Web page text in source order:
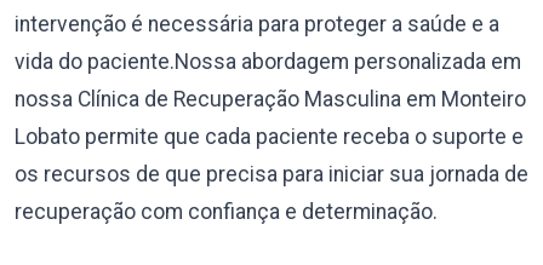
intervenção é necessária para proteger a saúde e a
vida do paciente.Nossa abordagem personalizada em
nossa Clínica de Recuperação Masculina em Monteiro
Lobato permite que cada paciente receba o suporte e
os recursos de que precisa para iniciar sua jornada de
recuperação com confiança e determinação.